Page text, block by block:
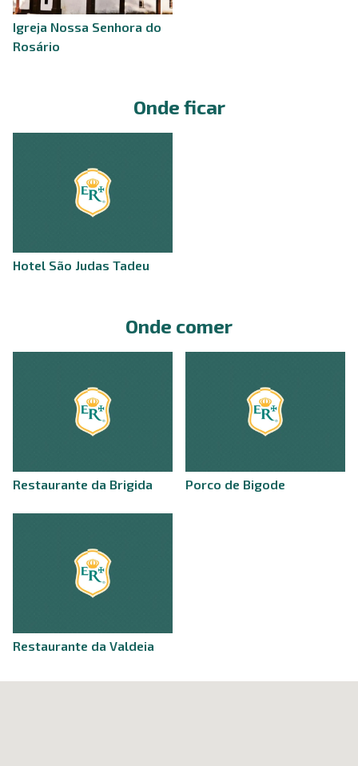
Igreja Nossa Senhora do
Rosário
Onde ficar
Hotel São Judas Tadeu
Onde comer
Restaurante da Brigida Porco de Bigode
Restaurante da Valdeia